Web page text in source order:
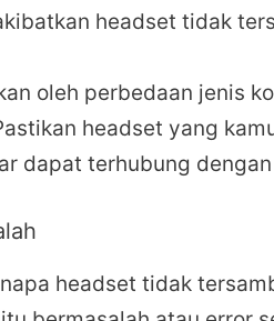
headset tidak
oleh perbedaan jenis
headset yang
dapat terhubung
headset tidak